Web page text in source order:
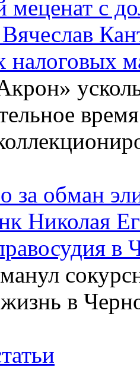
меценат с
налоговых
за обман
Николая
в
в